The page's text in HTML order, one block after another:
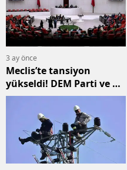
3 ay önce
Meclis’te tansiyon
yükseldi! DEM Parti ve AK
Parti vekilleri karşı
karşıya geldi